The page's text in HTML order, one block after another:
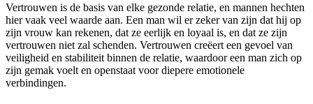
Vertrouwen is de basis van elke gezonde relatie, en mannen hechten
hier vaak veel waarde aan. Een man wil er zeker van zijn dat hij op
zijn vrouw kan rekenen, dat ze eerlijk en loyaal is, en dat ze zijn
vertrouwen niet zal schenden. Vertrouwen creëert een gevoel van
veiligheid en stabiliteit binnen de relatie, waardoor een man zich op
zijn gemak voelt en openstaat voor diepere emotionele
verbindingen.